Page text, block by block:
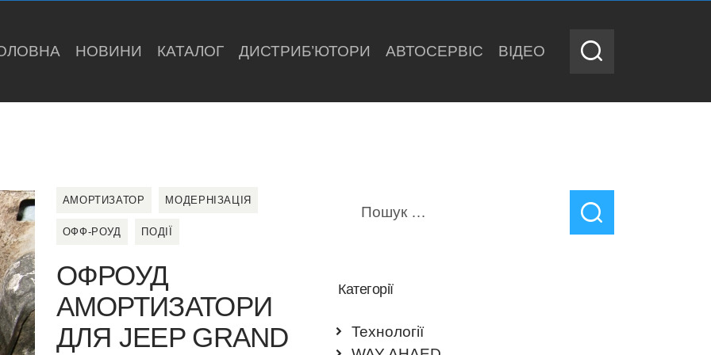
НОВИНИ КАТАЛОГ ДИСТРИБ’ЮТОРИ АВТОСЕРВІС ВІДЕО
BILSTEIN
ЮТОРИ
ІС
ВІДЕО
АМОРТИЗАТОР МОДЕРНІЗАЦІЯ
ОФФ-РОУД ПОДІЇ
OФРОУД
АМОРТИЗАТОРИ
ДЛЯ JEEP GRAND
Категорії
Teхнології